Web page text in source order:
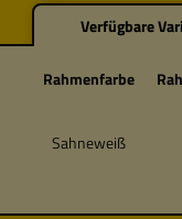
Verfügbare
Rahmenfarbe
Sahneweiß